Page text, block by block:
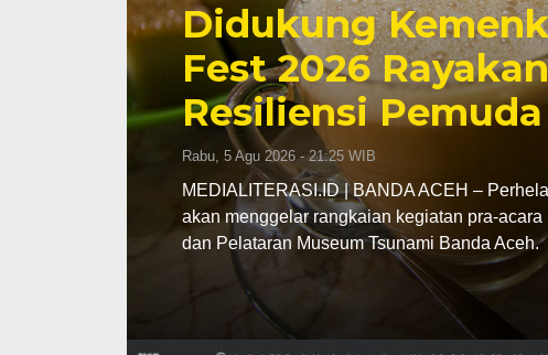
Didukung
Fest 2026
Resiliensi
Rabu, 5 Agu 2026 - 21:25 WIB
MEDIALITERASI.ID | BANDA ACEH –
akan menggelar rangkaian kegiatan pra-
dan Pelataran Museum Tsunami Banda Aceh.